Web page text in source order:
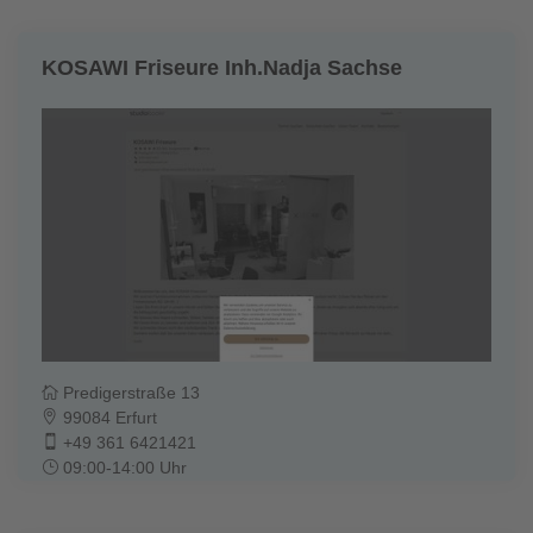
KOSAWI Friseure Inh.Nadja Sachse
Predigerstraße 13
99084 Erfurt
+49 361 6421421
09:00-14:00 Uhr